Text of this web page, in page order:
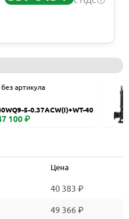
без артикула
5-0.37ACW(I)+WT-40
100 ₽
Цена
40 383 ₽
49 366 ₽